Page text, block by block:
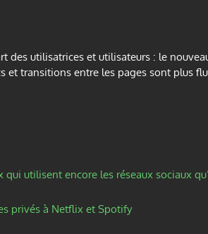
des utilisatrices et utilisateurs : le
et transitions entre les pages sont plus
utilisent encore les réseaux sociaux
privés à Netflix et Spotify